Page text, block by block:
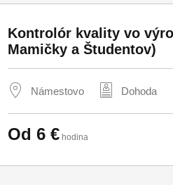
Kontrolór kvality vo
Mamičky a Študentov)
Námestovo Dohoda
Od 6 € hodina